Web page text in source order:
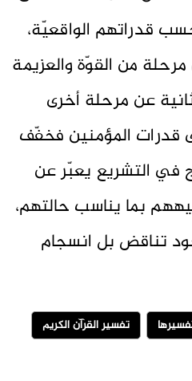
قدراتهم الواقعيّة،
من القوّة والعزيمة
عن مرحلة أخرى
قدرات المؤمنين فخفّف
في التشريع يعبّر عن
بما يناسب حالتهم،
تناقض بل انسجام
تفسير القرآن الكريم